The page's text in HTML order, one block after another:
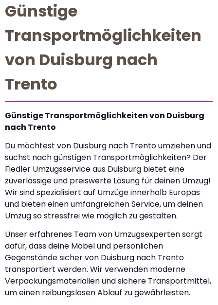
Günstige
Transportmöglichkeiten
von Duisburg nach
Trento
Günstige Transportmöglichkeiten von Duisburg
nach Trento
Du möchtest von Duisburg nach Trento umziehen und
suchst nach günstigen Transportmöglichkeiten? Der
Fiedler Umzugsservice aus Duisburg bietet eine
zuverlässige und preiswerte Lösung für deinen Umzug!
Wir sind spezialisiert auf Umzüge innerhalb Europas
und bieten einen umfangreichen Service, um deinen
Umzug so stressfrei wie möglich zu gestalten.
Unser erfahrenes Team von Umzugsexperten sorgt
dafür, dass deine Möbel und persönlichen
Gegenstände sicher von Duisburg nach Trento
transportiert werden. Wir verwenden moderne
Verpackungsmaterialien und sichere Transportmittel,
um einen reibungslosen Ablauf zu gewährleisten.